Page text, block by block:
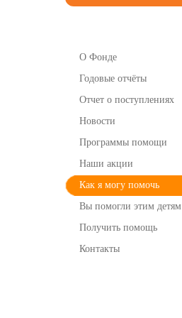
О Фонде
Годовые отчёты
Отчет о поступлениях
Новости
Программы помощи
Наши акции
Как я могу помочь
Вы помогли этим детям
Получить помощь
Контакты